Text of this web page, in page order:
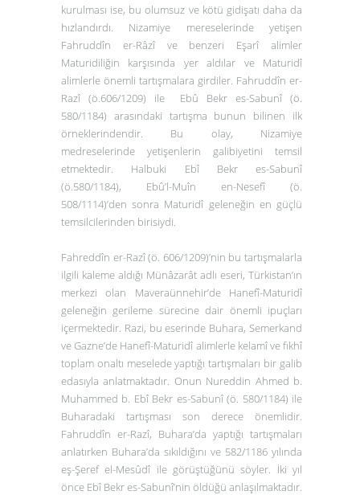
kurulması ise, bu olumsuz ve kötü gidişatı daha da
hızlandırdı. Nizamiye mereselerinde yetişen
Fahruddîn er-Râzî ve benzeri Eşarî alimler
Maturidiliğin karşısında yer aldılar ve Maturidî
alimlerle önemli tartışmalara girdiler. Fahruddîn er-
Razî (ö.606/1209) ile Ebû Bekr es-Sabunî (ö.
580/1184) arasındaki tartışma bunun bilinen ilk
örneklerindendir. Bu olay, Nizamiye
medreselerinde yetişenlerin galibiyetini temsil
etmektedir. Halbuki Ebî Bekr es-Sabunî
(ö.580/1184), Ebû’l-Muîn en-Nesefî (ö.
508/1114)’den sonra Maturidî geleneğin en güçlü
temsilcilerinden birisiydi.
Fahreddîn er-Razî (ö. 606/1209)’nin bu tartışmalarla
ilgili kaleme aldığı Münâzarât adlı eseri, Türkistan’ın
merkezi olan Maveraünnehir’de Hanefî-Maturidî
geleneğin gerileme sürecine dair önemli ipuçları
içermektedir. Razi, bu eserinde Buhara, Semerkand
ve Gazne’de Hanefî-Maturidî alimlerle kelamî ve fıkhî
toplam onaltı meselede yaptığı tartışmaları bir galib
edasıyla anlatmaktadır. Onun Nureddin Ahmed b.
Muhammed b. Ebî Bekr es-Sabunî (ö. 580/1184) ile
Buharadaki tartışması son derece önemlidir.
Fahruddîn er-Razî, Buhara’da yaptığı tartışmaları
anlatırken Buhara’da sıkıldığını ve 582/1186 yılında
eş-Şeref el-Mesûdî ile görüştüğünü söyler. İki yıl
önce Ebî Bekr es-Sabunî’nin öldüğü anlaşılmaktadır.